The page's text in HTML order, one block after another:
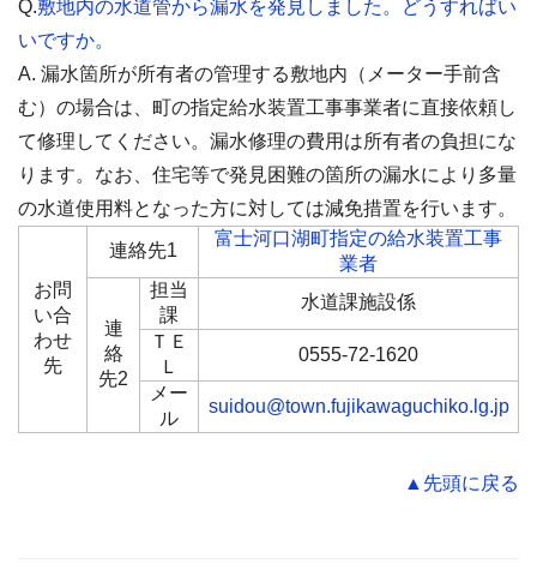
Q.敷地内の水道管から漏水を発見しました。どうすればい
いですか。
A. 漏水箇所が所有者の管理する敷地内（メーター手前含
む）の場合は、町の指定給水装置工事事業者に直接依頼し
て修理してください。漏水修理の費用は所有者の負担にな
ります。なお、住宅等で発見困難の箇所の漏水により多量
の水道使用料となった方に対しては減免措置を行います。
お問
い合
わせ
先
連絡先1
富士河口湖町指定の給水装置工事
業者
連
絡
先2
担当
課
水道課施設係
ＴＥ
Ｌ
0555-72-1620
メー
ル
suidou@town.fujikawaguchiko.lg.jp
▲先頭に戻る